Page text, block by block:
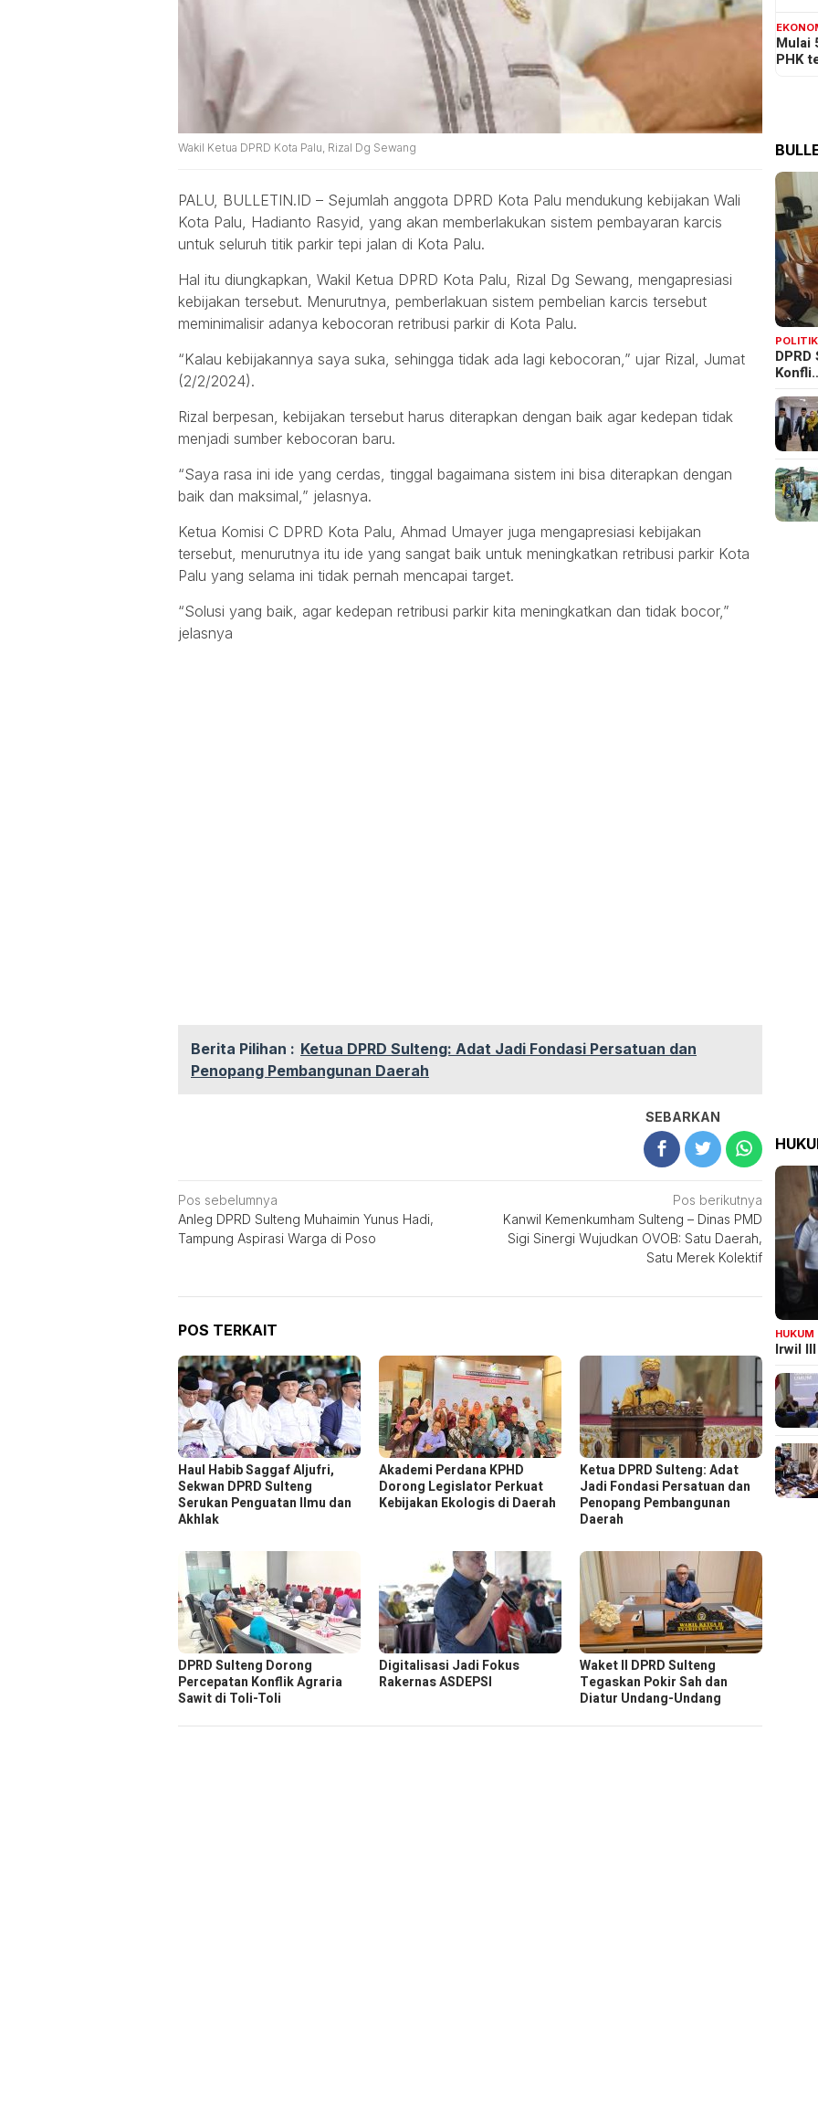
Wakil Ketua DPRD Kota Palu, Rizal Dg Sewang
PALU, BULLETIN.ID – Sejumlah anggota DPRD Kota Palu mendukung kebijakan Wali
Kota Palu, Hadianto Rasyid, yang akan memberlakukan sistem pembayaran karcis
untuk seluruh titik parkir tepi jalan di Kota Palu.
Hal itu diungkapkan, Wakil Ketua DPRD Kota Palu, Rizal Dg Sewang, mengapresiasi
kebijakan tersebut. Menurutnya, pemberlakuan sistem pembelian karcis tersebut
meminimalisir adanya kebocoran retribusi parkir di Kota Palu.
“Kalau kebijakannya saya suka, sehingga tidak ada lagi kebocoran,” ujar Rizal, Jumat
(2/2/2024).
Rizal berpesan, kebijakan tersebut harus diterapkan dengan baik agar kedepan tidak
menjadi sumber kebocoran baru.
“Saya rasa ini ide yang cerdas, tinggal bagaimana sistem ini bisa diterapkan dengan
baik dan maksimal,” jelasnya.
Ketua Komisi C DPRD Kota Palu, Ahmad Umayer juga mengapresiasi kebijakan
tersebut, menurutnya itu ide yang sangat baik untuk meningkatkan retribusi parkir Kota
Palu yang selama ini tidak pernah mencapai target.
“Solusi yang baik, agar kedepan retribusi parkir kita meningkatkan dan tidak bocor,”
jelasnya
Berita Pilihan : Ketua DPRD Sulteng: Adat Jadi Fondasi Persatuan dan
Penopang Pembangunan Daerah
SEBARKAN
Navigasi
pos
Pos sebelumnya
Anleg DPRD Sulteng Muhaimin Yunus Hadi,
Tampung Aspirasi Warga di Poso
Pos berikutnya
Kanwil Kemenkumham Sulteng – Dinas PMD
Sigi Sinergi Wujudkan OVOB: Satu Daerah,
Satu Merek Kolektif
POS TERKAIT
Haul Habib Saggaf Aljufri,
Sekwan DPRD Sulteng
Serukan Penguatan Ilmu dan
Akhlak
Akademi Perdana KPHD
Dorong Legislator Perkuat
Kebijakan Ekologis di Daerah
Ketua DPRD Sulteng: Adat
Jadi Fondasi Persatuan dan
Penopang Pembangunan
Daerah
DPRD Sulteng Dorong
Percepatan Konflik Agraria
Sawit di Toli-Toli
Digitalisasi Jadi Fokus
Rakernas ASDEPSI
Waket ll DPRD Sulteng
Tegaskan Pokir Sah dan
Diatur Undang-Undang
Mulai
PHK
POLITIK
HUKUM
Irwil